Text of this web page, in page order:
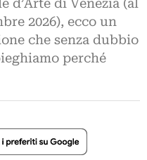
d’Arte di Venezia (al
2026), ecco un
che senza dubbio
perché